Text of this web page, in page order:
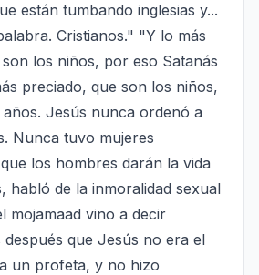
están tumbando inglesias y...
Cristianos." "Y lo más
los niños, por eso Satanás
preciado, que son los niños,
años. Jesús nunca ordenó a
Nunca tuvo mujeres
los hombres darán la vida
habló de la inmoralidad sexual
mojamaad vino a decir
después que Jesús no era el
un profeta, y no hizo